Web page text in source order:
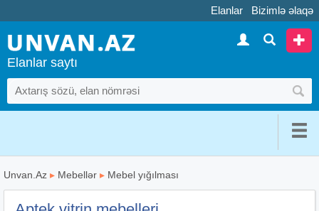
Elanlar Bizimlə əlaqə
Elanlar saytı
Unvan.Az ▸ Mebellər ▸ Mebel yığılması